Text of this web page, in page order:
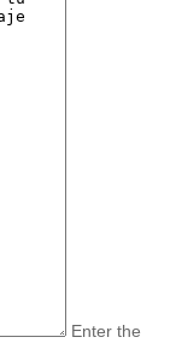
Enter the